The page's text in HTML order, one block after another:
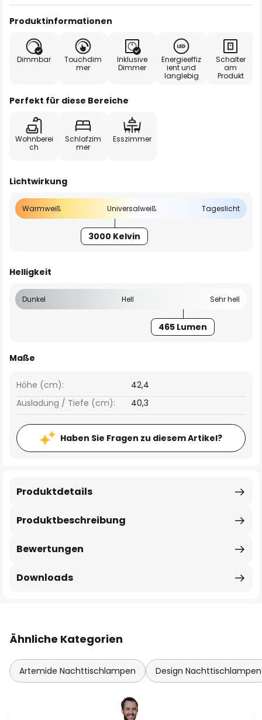
Produktinformationen
Dimmbar
Touchdim
mer
Inklusive
Dimmer
Energieeffiz
ient und
langlebig
Schalter
am
Produkt
Perfekt für diese Bereiche
Wohnberei
ch
Schlafzim
mer
Esszimmer
Lichtwirkung
Warmweiß Universalweiß Tageslicht
3000 Kelvin
Helligkeit
Dunkel Hell Sehr hell
465 Lumen
Maße
Höhe (cm):
42,4
Ausladung / Tiefe (cm):
40,3
Haben Sie Fragen zu diesem Artikel?
Produktbeschreibung
Produktdetails
Bewertungen
Downloads
Ähnliche Kategorien
Artemide Nachttischlampen Design Nachttischlampen